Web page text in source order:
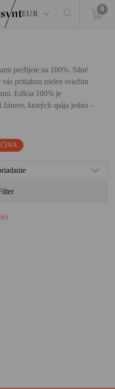
EUR
0
prežijete na 100%. Silné
pritiahnu nielen sviežim
Edícia 100% je
žánrov, ktorých spája jedno -